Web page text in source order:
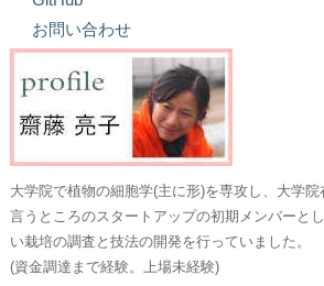
お問い合わせ
大学院で植物の細胞学(主に形)を専攻し、大学
言うところのスタートアップの初期メンバーと
い栽培の調査と技法の開発を行っていました。
(資金調達まで経験。上場未経験)